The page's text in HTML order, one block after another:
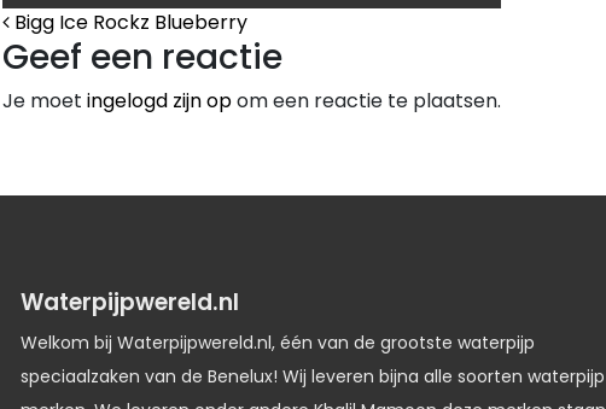
Bericht Navigatie
Bigg Ice Rockz Blueberry
Geef een reactie
Je moet ingelogd zijn opom een reactie te plaatsen.
Waterpijpwereld.nl
Welkom bij Waterpijpwereld.nl, één van de grootste waterpijp
speciaalzaken van de Benelux! Wij leveren bijna alle soorten waterpijp